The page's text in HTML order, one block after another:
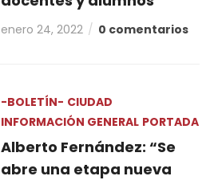
enero 24, 2022 0 comentarios
-BOLETÍN- CIUDAD
INFORMACIÓN GENERAL PORTADA
Alberto Fernández: “Se
abre una etapa nueva